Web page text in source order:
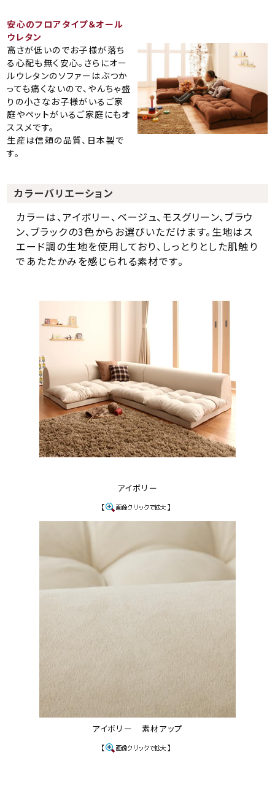
安心のフロアタイプ＆オール
ウレタン
高さが低いのでお子様が落ち
る心配も無く安心。さらにオー
ルウレタンのソファーはぶつか
っても痛くないので、やんちゃ盛
りの小さなお子様がいるご家
庭やペットがいるご家庭にもオ
ススメです。
生産は信頼の品質、日本製で
す。
カラーバリエーション
カラーは、アイボリー、ベージュ、モスグリーン、ブラウ
ン、ブラックの3色からお選びいただけます。生地はス
エード調の生地を使用しており、しっとりとした肌触り
であたたかみを感じられる素材です。
アイボリー
アイボリー 素材アップ